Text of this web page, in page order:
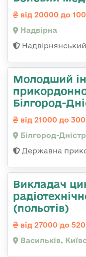
від 20000 до
Надвірна
Молодший
Білгород-
від 21000 до
Білгород-
Державна
Викладач
(польотів)
від 27000 до
Васильків,